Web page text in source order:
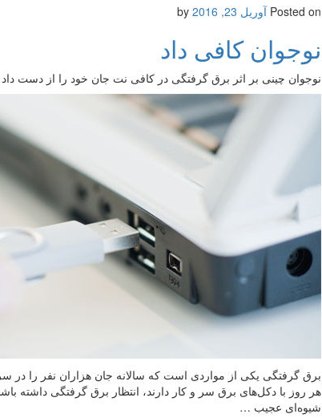
Posted on آوریل 23, 2016
نوجوان کافی داد
نوجوان چینی بر اثر برق گرفتگی در کافی نت جان خود را از دست داد
برق گرفتگی یکی از مواردی است که سالانه جان هزاران نفر را در
هر روز با دکل‌های برق سر و کار دارند، انتظار برق گرفتگی داشته
شیوه‌ای عجیب …